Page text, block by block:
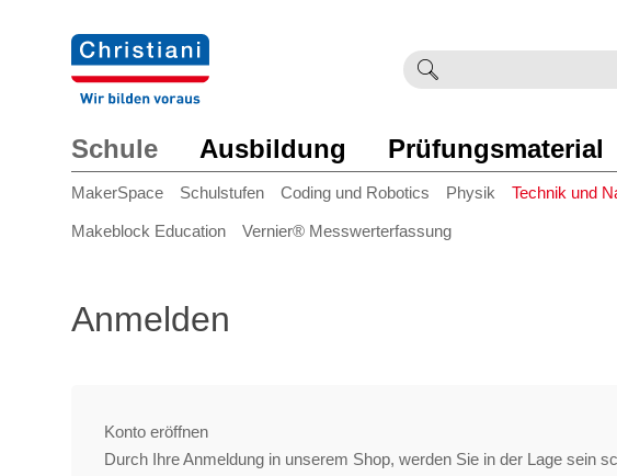
eingeben
Schule
MakerSpace Schulstufen Coding und Robotics Physik Technik und
Makeblock Education Vernier® Messwerterfassung
Ausbildung Prüfungsmaterial
Anmelden
Konto eröffnen
Durch Ihre Anmeldung in unserem Shop, werden Sie in der Lage sein